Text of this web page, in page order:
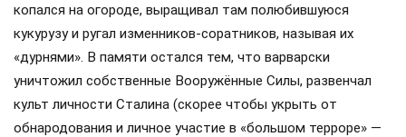
копался на огороде, выращивал там полюбившуюся
кукурузу и ругал изменников-соратников, называя их
«дурнями». В памяти остался тем, что варварски
уничтожил собственные Вооружённые Силы, развенчал
культ личности Сталина (скорее чтобы укрыть от
обнародования и личное участие в «большом терроре» —